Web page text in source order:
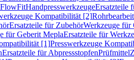
HandpresswerkzeugeErsatzteile
Kompatibilität [2]
Ersatzteile für ZubehörWerkzeuge für
für Geberit MeplaErsatzteile für
[1]Presswerkzeuge
Ersatzteile für AbpressstopfenPrüfmittel